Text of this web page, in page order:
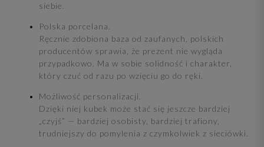
siebie.
Polska porcelana.
Ręcznie zdobiona baza od zaufanych, polskich
producentów sprawia, że prezent nie wygląda
przypadkowo. Ma w sobie solidność i charakter,
który czuć od razu po wzięciu go do ręki.
Możliwość personalizacji.
Dzięki niej kubek może stać się jeszcze bardziej
„czyjś” — bardziej osobisty, bardziej trafiony,
trudniejszy do pomylenia z czymkolwiek z sieciówki.